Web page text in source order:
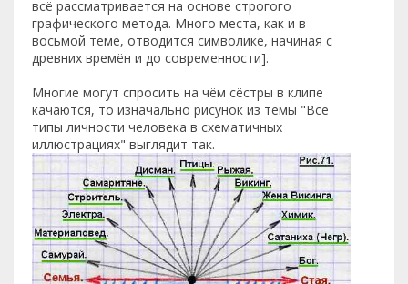
всё рассматривается на основе строгого
графического метода. Много места, как и в
восьмой теме, отводится символике, начиная с
древних времён и до современности].
Многие могут спросить на чём сёстры в клипе
качаются, то изначально рисунок из темы "Все
типы личности человека в схематичных
иллюстрациях" выглядит так.